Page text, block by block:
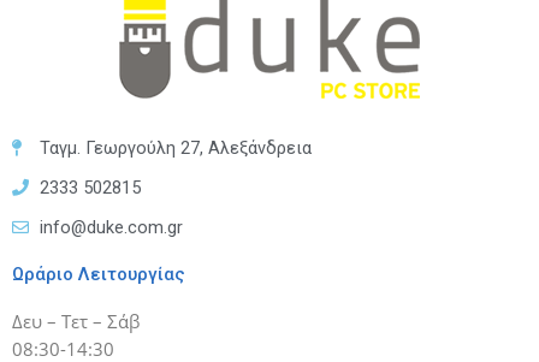
Ταγμ. Γεωργούλη 27, Αλεξάνδρεια
2333 502815
info@duke.com.gr
Ωράριο Λειτουργίας
Δευ – Τετ – Σάβ
08:30-14:30